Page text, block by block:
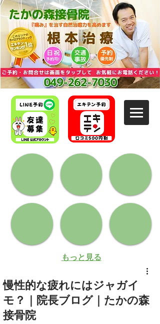
もっと見る
慢性的な疲れにはジャガイ
モ？｜院長ブログ｜たかの森
接骨院